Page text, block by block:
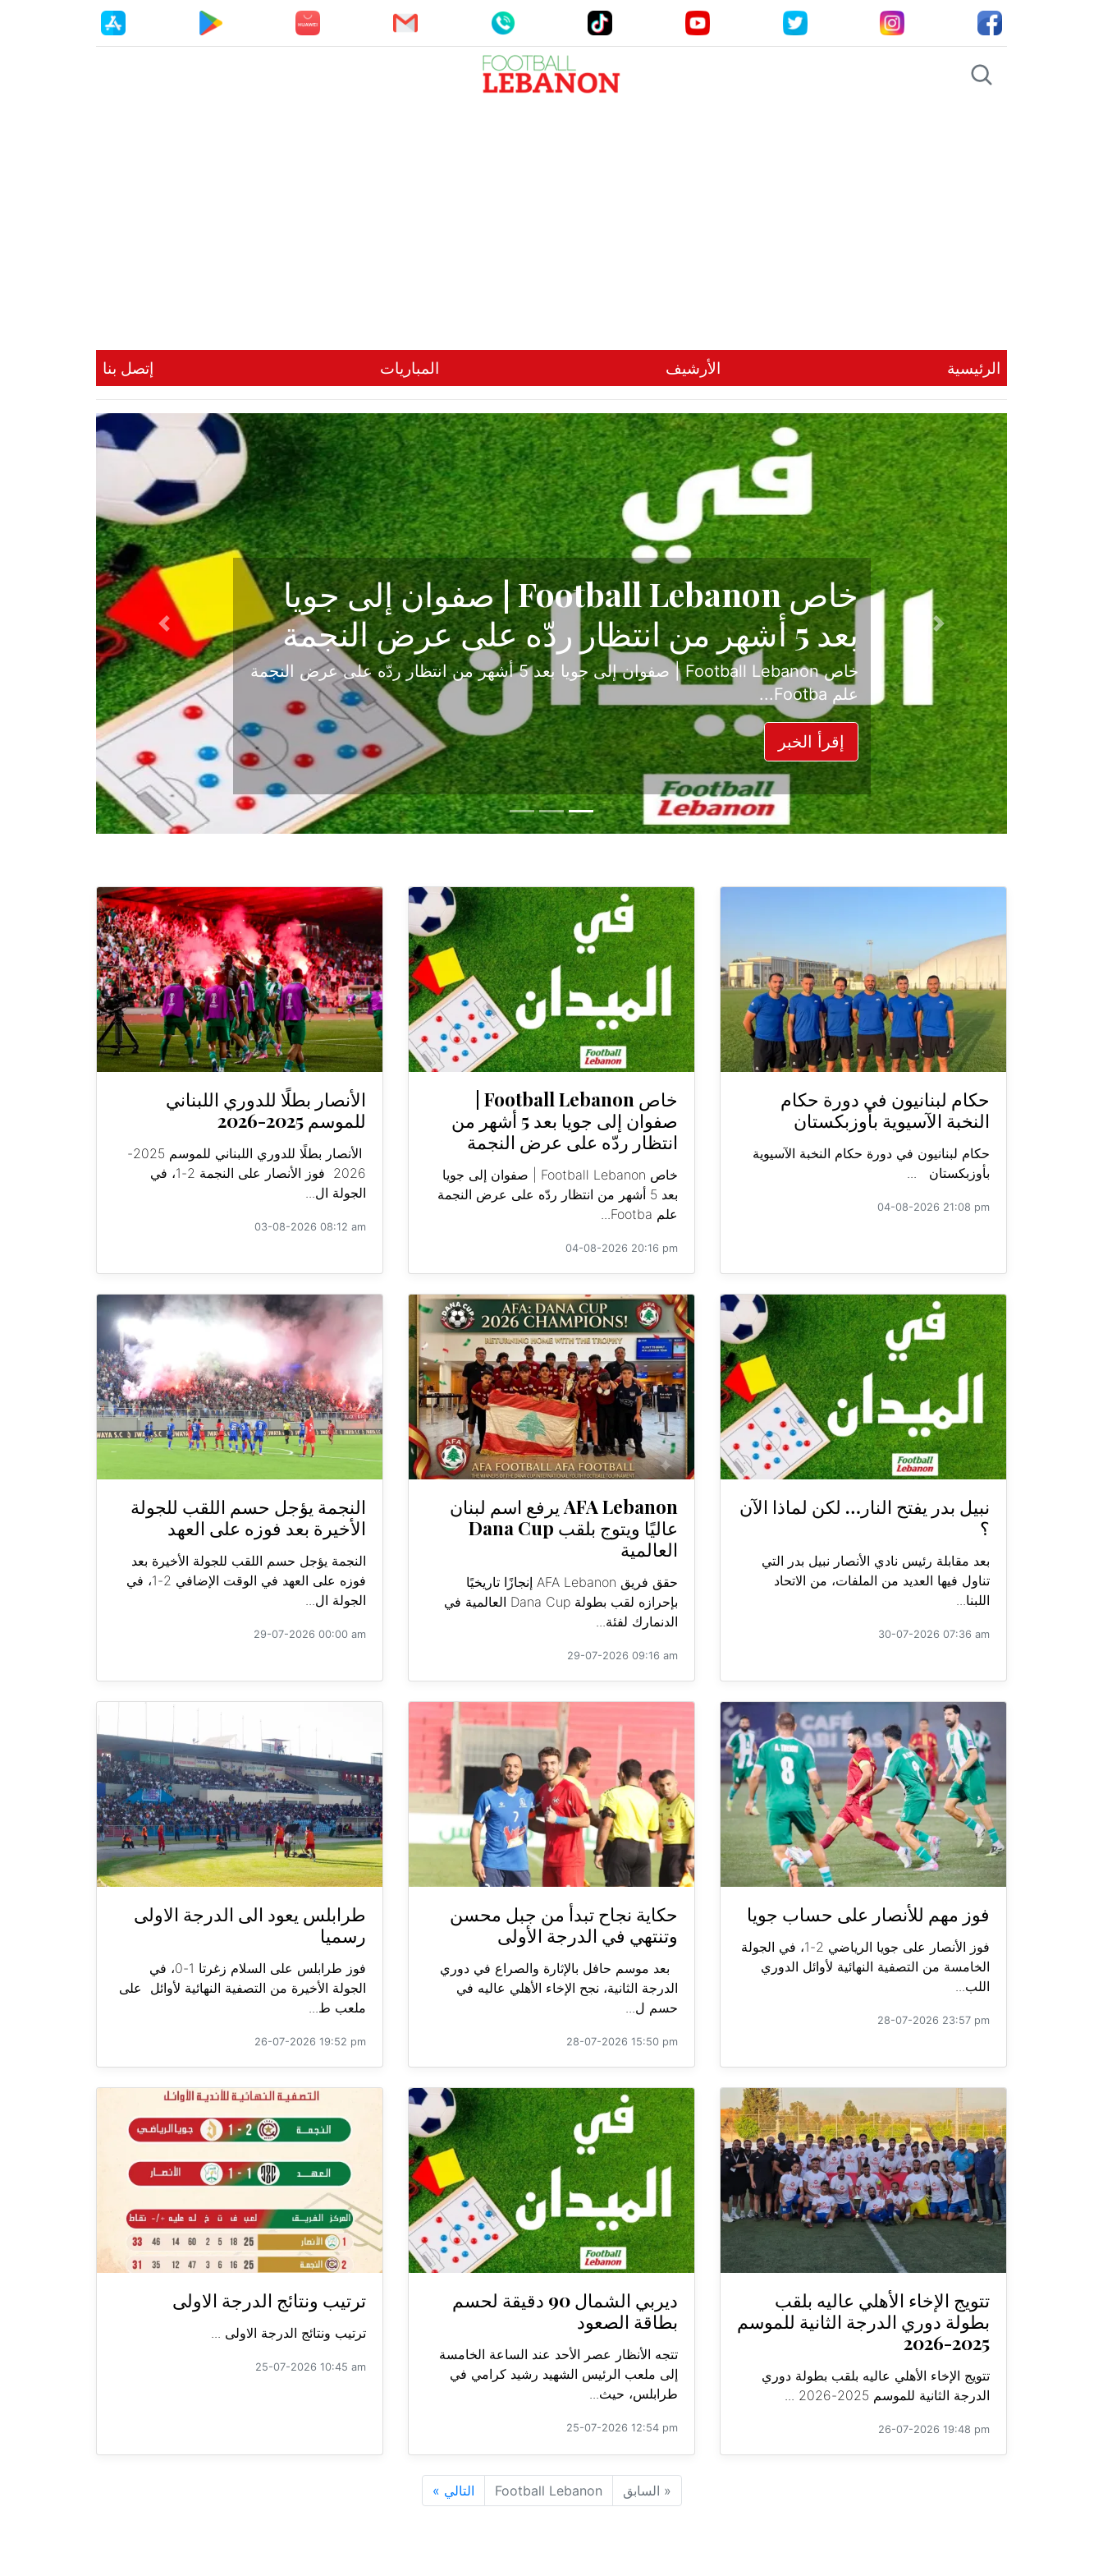
الرئيسية الأرشيف المباريات إتصل بنا
حكاية نجاح تبدأ من جبل محسن وتنتهي في
الدرجة الأولى
بعد موسم حافل بالإثارة والصراع في دوري الدرجة الثانية، نجح الإخاء الأهلي عاليه في
حسم ل...
إقرأ الخبر
Previous
Next
حكام لبنانيون في دورة حكام
النخبة الآسيوية بأوزبكستان
حكام لبنانيون في دورة حكام النخبة الآسيوية
بأوزبكستان ...
04-08-2026 21:08 pm
صفوان إلى جويا بعد 5 أشهر من
انتظار ردّه على عرض النجمة
خاص Football Lebanon | صفوان إلى جويا
بعد 5 أشهر من انتظار ردّه على عرض النجمة
علم Footba...
04-08-2026 20:16 pm
الأنصار بطلًا للدوري اللبناني
للموسم 2025-2026
الأنصار بطلًا للدوري اللبناني للموسم 2025-
2026 فوز الأنصار على النجمة 2-1، في
الجولة ال...
03-08-2026 08:12 am
نبيل بدر يفتح النار… لكن لماذا الآن
؟
بعد مقابلة رئيس نادي الأنصار نبيل بدر التي
تناول فيها العديد من الملفات، من الاتحاد
اللبنا...
30-07-2026 07:36 am
AFA Lebanon يرفع اسم لبنان
عاليًا ويتوج بلقب Dana Cup
العالمية
حقق فريق AFA Lebanon إنجازًا تاريخيًا
بإحرازه لقب بطولة Dana Cup العالمية في
الدنمارك لفئة...
29-07-2026 09:16 am
النجمة يؤجل حسم اللقب للجولة
الأخيرة بعد فوزه على العهد
النجمة يؤجل حسم اللقب للجولة الأخيرة بعد
فوزه على العهد في الوقت الإضافي 2-1، في
الجولة ال...
29-07-2026 00:00 am
فوز مهم للأنصار على حساب جويا
فوز الأنصار على جويا الرياضي 2-1، في الجولة
الخامسة من التصفية النهائية لأوائل الدوري
اللب...
28-07-2026 23:57 pm
حكاية نجاح تبدأ من جبل محسن
وتنتهي في الدرجة الأولى
بعد موسم حافل بالإثارة والصراع في دوري
الدرجة الثانية، نجح الإخاء الأهلي عاليه في
حسم ل...
28-07-2026 15:50 pm
طرابلس يعود الى الدرجة الاولى
رسميا
فوز طرابلس على السلام زغرتا 1-0، في
الجولة الأخيرة من التصفية النهائية لأوائل على
ملعب ط...
26-07-2026 19:52 pm
تتويج الإخاء الأهلي عاليه بلقب
بطولة دوري الدرجة الثانية للموسم
2025-2026
تتويج الإخاء الأهلي عاليه بلقب بطولة دوري
الدرجة الثانية للموسم 2025-2026 ...
26-07-2026 19:48 pm
ديربي الشمال 90 دقيقة لحسم
بطاقة الصعود
تتجه الأنظار عصر الأحد عند الساعة الخامسة
إلى ملعب الرئيس الشهيد رشيد كرامي في
طرابلس، حيث...
25-07-2026 12:54 pm
ترتيب ونتائج الدرجة الاولى
ترتيب ونتائج الدرجة الاولى ...
25-07-2026 10:45 am
« السابق Football Lebanon التالي »